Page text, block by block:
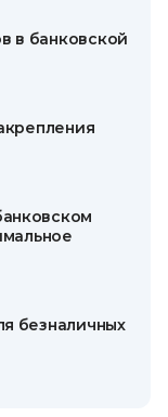
в банковской
безналичных